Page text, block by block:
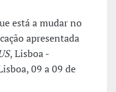
está a mudar no
apresentada
, Lisboa -
09 a 09 de